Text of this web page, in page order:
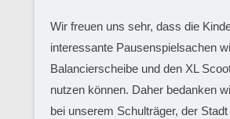
Wir freuen uns sehr, dass die
interessante Pausenspielsachen
Balancierscheibe und den XL
nutzen können. Daher bedanken
bei unserem Schulträger, der